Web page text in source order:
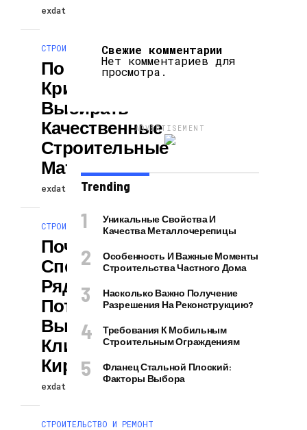
exdat
СТРОИТЕЛЬСТВО И РЕМОНТ
По Каким
Критериям
Выбирать
Качественные
Строительные
Материалы?
exdat 22.04.2026
СТРОИТЕЛЬСТВО И РЕМОНТ
Почему
Специалисты И
Рядовые
Потребители
Выбирают
Клинкерный
Кирпич?
exdat 21.04.2026
СТРОИТЕЛЬСТВО И РЕМОНТ
Свежие комментарии
Нет комментариев для
просмотра.
ADVERTISEMENT
Trending
Уникальные Свойства И
Качества Металлочерепицы
Особенность И Важные Моменты
Строительства Частного Дома
Насколько Важно Получение
Разрешения На Реконструкцию?
Требования К Мобильным
Строительным Ограждениям
Фланец Стальной Плоский:
Факторы Выбора